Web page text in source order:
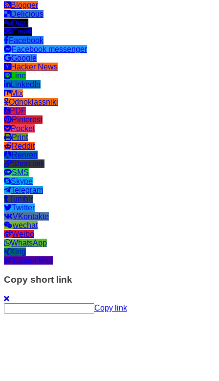
Blogger
Delicious
Digg
Email
Facebook
Facebook messenger
Google
Hacker News
Line
LinkedIn
Mix
Odnoklassniki
PDF
Pinterest
Pocket
Print
Reddit
Renren
Short link
SMS
Skype
Telegram
Tumblr
Twitter
VKontakte
wechat
Weibo
WhatsApp
Xing
Yahoo! Mail
Copy short link
Copy link